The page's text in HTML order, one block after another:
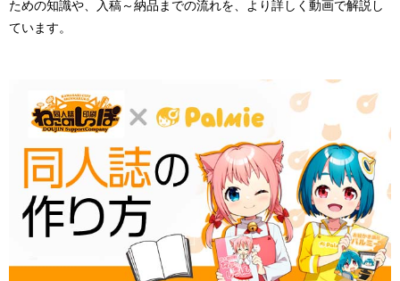
ための知識や、入稿～納品までの流れを、より詳しく動画で解説し
ています。